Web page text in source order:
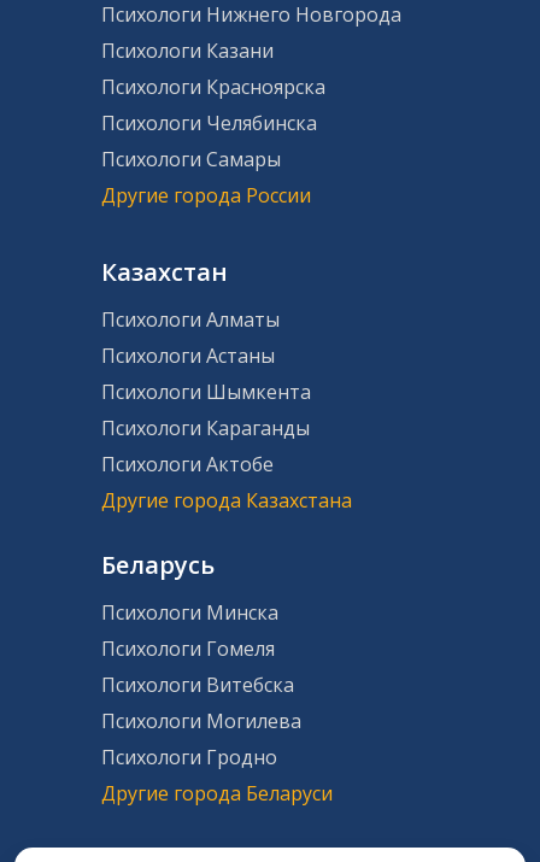
Психологи Нижнего Новгорода
Психологи Казани
Психологи Красноярска
Психологи Челябинска
Психологи Самары
Другие города России
Казахстан
Психологи Алматы
Психологи Астаны
Психологи Шымкента
Психологи Караганды
Психологи Актобе
Другие города Казахстана
Беларусь
Психологи Минска
Психологи Гомеля
Психологи Витебска
Психологи Могилева
Психологи Гродно
Другие города Беларуси